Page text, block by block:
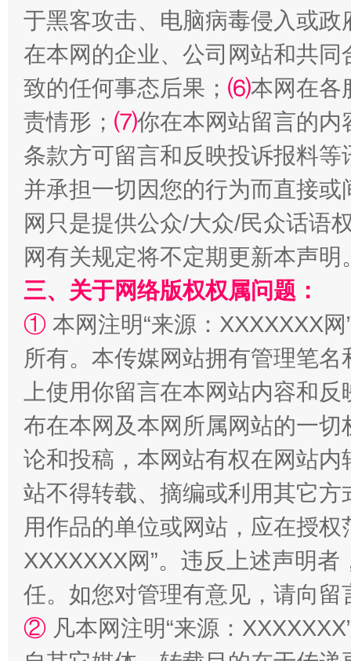
全民健身五年计划来了！等你上场
国家大学科技园优化重塑工作
扯下公款旅游的“隐身衣” 如何以
于黑客攻击、电脑病毒侵入或
在本网的企业、公司网站和共
致的任何事态后果； ⑹本网在各
责情形； ⑺你在本网站留言的内
条款方可留言和反映投诉报料
并承担一切因您的行为而直接
网只是提供公众/大众/民众话语
网有关规定将不定期更新本声明
三、关于网络版权权属问题：
① 本网注明“来源：XXXXXXX
所有。本传媒网站拥有管理笔
上使用你留言在本网站内容和
布在本网及本网所属网站的一
论和投稿，本网站有权在网站
站不得转载、摘编或利用其它
用作品的单位或网站，应在授
XXXXXXX网”。违反上述声明
任。如您对管理有意见，请向
② 凡本网注明“来源：